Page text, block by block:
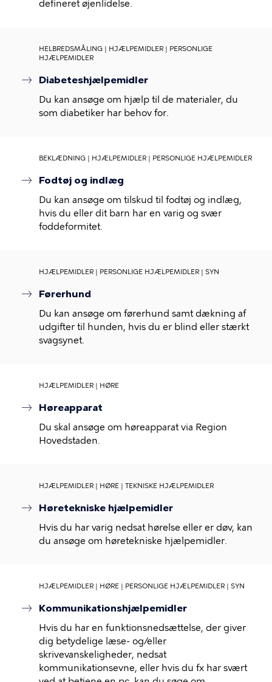
defineret øjenlidelse.
HELBREDSMÅLING | HJÆLPEMIDLER | PERSONLIGE
HJÆLPEMIDLER
Diabeteshjælpemidler
Du kan ansøge om hjælp til de materialer, du
som diabetiker har behov for.
BEKLÆDNING | HJÆLPEMIDLER | PERSONLIGE HJÆLPEMIDLER
Fodtøj og indlæg
Du kan ansøge om tilskud til fodtøj og indlæg,
hvis du eller dit barn har en varig og svær
foddeformitet.
HJÆLPEMIDLER | PERSONLIGE HJÆLPEMIDLER | SYN
Førerhund
Du kan ansøge om førerhund samt dækning af
udgifter til hunden, hvis du er blind eller stærkt
svagsynet.
HJÆLPEMIDLER | HØRE
Høreapparat
Du skal ansøge om høreapparat via Region
Hovedstaden.
HJÆLPEMIDLER | HØRE | TEKNISKE HJÆLPEMIDLER
Høretekniske hjælpemidler
Hvis du har varig nedsat hørelse eller er døv, kan
du ansøge om høretekniske hjælpemidler.
HJÆLPEMIDLER | HØRE | PERSONLIGE HJÆLPEMIDLER | SYN
Kommunikationshjælpemidler
Hvis du har en funktionsnedsættelse, der giver
dig betydelige læse- og/eller
skrivevanskeligheder, nedsat
kommunikationsevne, eller hvis du fx har svært